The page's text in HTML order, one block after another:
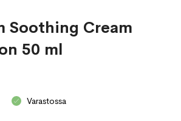
Soothing Cream
50 ml
Varastossa